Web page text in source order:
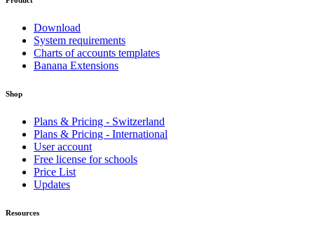
Download
System requirements
Charts of accounts templates
Banana Extensions
Shop
Plans & Pricing - Switzerland
Plans & Pricing - International
User account
Free license for schools
Price List
Updates
Resources